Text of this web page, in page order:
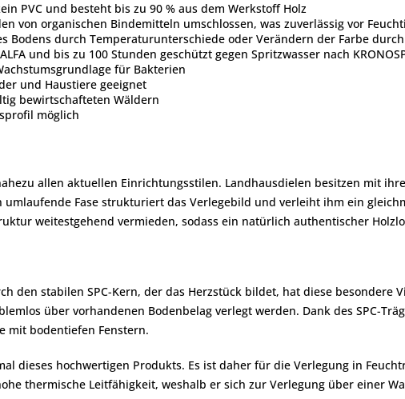
PVC und besteht bis zu 90 % aus dem Werkstoff Holz
von organischen Bindemitteln umschlossen, was zuverlässig vor
Bodens durch Temperaturunterschiede oder Verändern der Farbe
und bis zu 100 Stunden geschützt gegen Spritzwasser nach
für Bakterien
und Haustiere geeignet
bewirtschafteten Wäldern
möglich
allen aktuellen Einrichtungsstilen. Landhausdielen besitzen mit
Fase strukturiert das Verlegebild und verleiht ihm ein
weitestgehend vermieden, sodass ein natürlich authentischer
den stabilen SPC-Kern, der das Herzstück bildet, hat diese
über vorhandenen Bodenbelag verlegt werden. Dank des SPC-
mit bodentiefen Fenstern.
dieses hochwertigen Produkts. Es ist daher für die Verlegung in
thermische Leitfähigkeit, weshalb er sich zur Verlegung über einer